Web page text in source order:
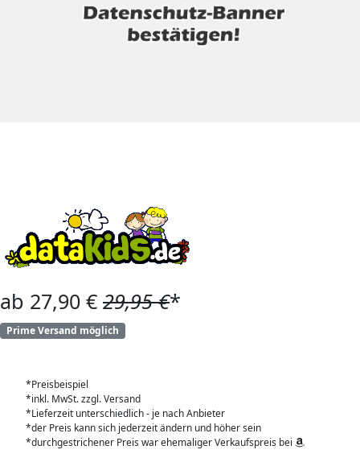
ab 27,90 € 29,95 €*
Prime Versand möglich
*Preisbeispiel
*inkl. MwSt. zzgl. Versand
*Lieferzeit unterschiedlich - je nach Anbieter
*der Preis kann sich jederzeit ändern und höher sein
*durchgestrichener Preis war ehemaliger Verkaufspreis bei